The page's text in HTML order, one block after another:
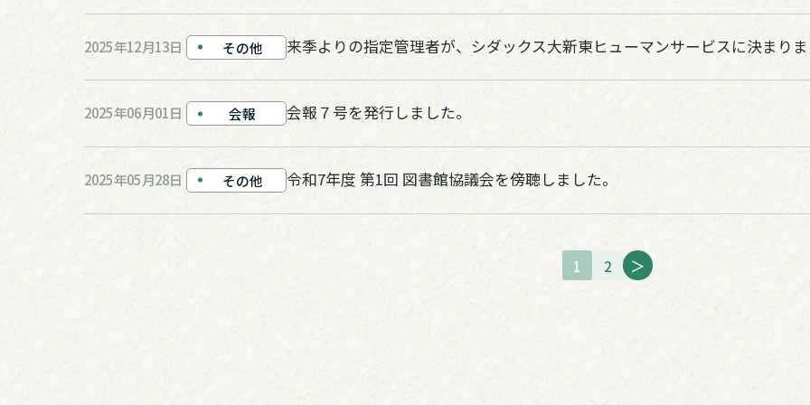
2025年12月13日 その他 来季よりの指定管理者が、シダックス大新東ヒューマンサービスに決まり
2025年06月01日 会報 会報７号を発行しました。
2025年05月28日 その他 令和7年度 第1回 図書館協議会を傍聴しました。
1 2 ＞